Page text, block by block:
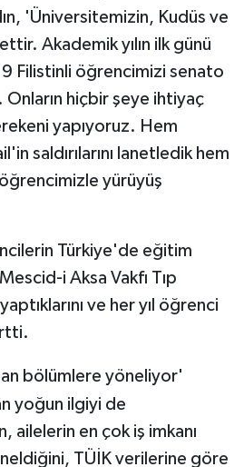
'Üniversitemizin, Kudüs ve
Akademik yılın ilk günü
Filistinli öğrencimizi senato
Onların hiçbir şeye ihtiyaç
yapıyoruz. Hem
saldırılarını lanetledik hem
yürüyüş
Türkiye'de eğitim
i Aksa Vakfı Tıp
ve her yıl öğrenci
bölümlere yöneliyor'
yoğun ilgiyi de
ailelerin en çok iş imkanı
TÜİK verilerine göre